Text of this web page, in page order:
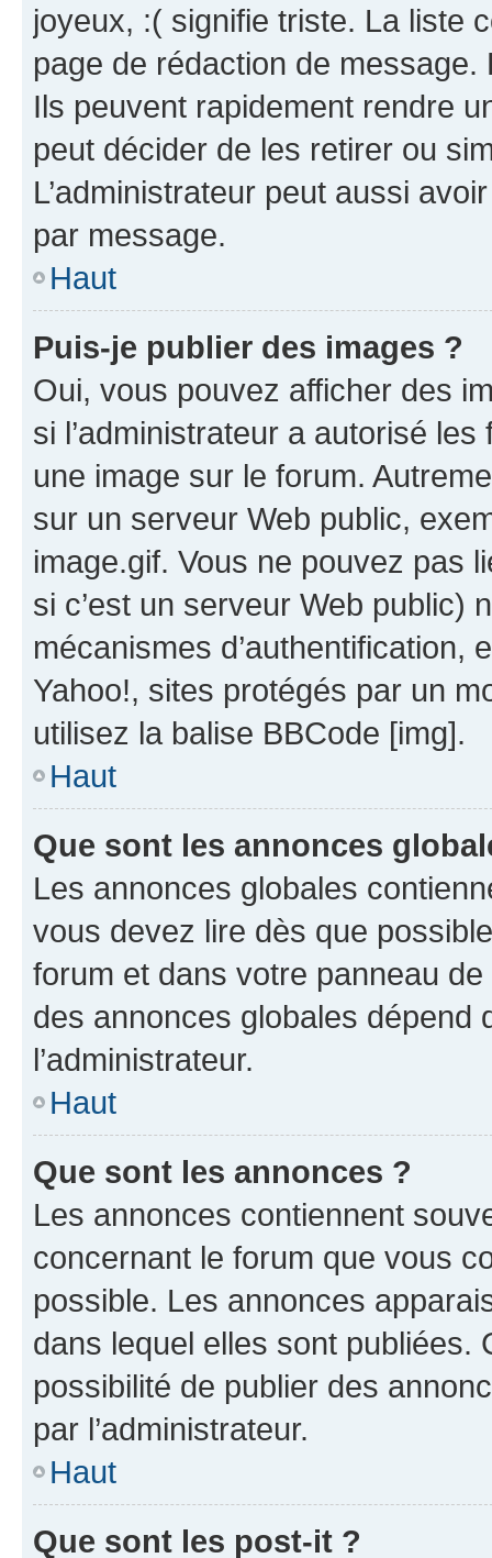
joyeux, :( signifie triste. La liste
page de rédaction de
Ils peuvent rapidement rendre
peut décider de les retirer ou
L’administrateur peut aussi
par message.
Haut
Puis-je publier des images ?
Oui, vous pouvez afficher des
si l’administrateur a autorisé
une image sur le forum.
sur un serveur Web public,
image.gif. Vous ne pouvez pas
si c’est un serveur Web public)
mécanismes d’authentification,
Yahoo!, sites protégés par un
utilisez la balise BBCode [img].
Haut
Que sont les annonces
Les annonces globales
vous devez lire dès que
forum et dans votre panneau
des annonces globales dépend
l’administrateur.
Haut
Que sont les annonces ?
Les annonces contiennent
concernant le forum que vous
possible. Les annonces
dans lequel elles sont publiées.
possibilité de publier des
par l’administrateur.
Haut
Que sont les post-it ?